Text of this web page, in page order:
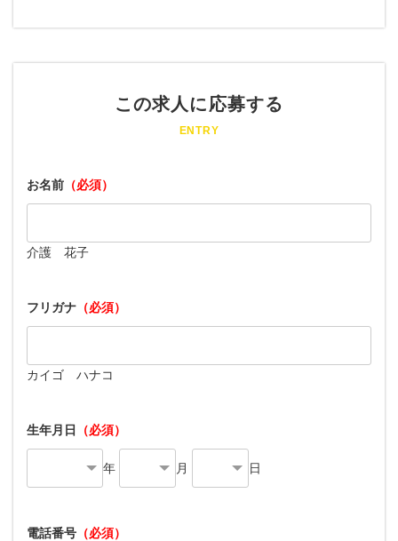
この求人に応募する
ENTRY
お名前 （必須）
介護 花子
フリガナ （必須）
カイゴ ハナコ
生年月日 （必須）
年 月 日
電話番号 （必須）